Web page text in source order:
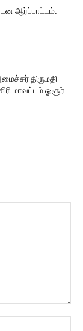
ஆர்ப்பாட்டம்.
திருமதி
மாவட்டம் ஓசூர்